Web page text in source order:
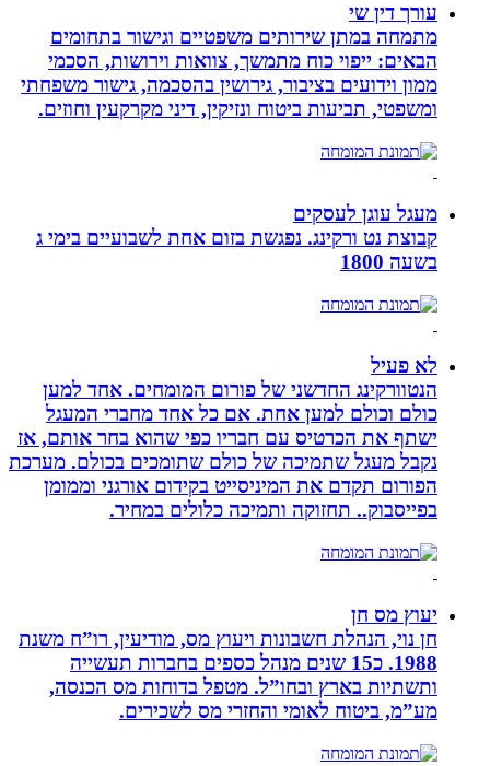
עורך דין שי
מתמחה במתן שירותים משפטיים וגישור בתחומים
הבאים: ייפוי כוח מתמשך, צוואות וירושות, הסכמי
ממון וידועים בציבור, גירושין בהסכמה, גישור משפחתי
ומשפטי, תביעות ביטוח ונזיקין, דיני מקרקעין וחוזים.
מעגל עוגן לעסקים
קבוצת נט ורקינג. נפגשת בזום אחת לשבועיים בימי ג
בשעה 1800
לא פעיל
הנטוורקינג החדשני של פורום המומחים. אחד למען
כולם וכולם למען אחת. אם כל אחד מחברי המעגל
ישתף את הכרטיס עם חבריו כפי שהוא בחר אותם, אז
נקבל מעגל שתמיכה של כולם שתומכים בכולם. מערכת
הפורום תקדם את המיניסייט בקידום אורגני וממומן
בפייסבוק.. תחזוקה ותמיכה כלולים במחיר.
יעוץ מס חן
חן נוי, הנהלת חשבונות ויעוץ מס, מודיעין, רו”ח משנת
1988. כ15 שנים מנהל כספים בחברות תעשייה
ותשתיות בארץ ובחו”ל. מטפל בדוחות מס הכנסה,
מע”מ, ביטוח לאומי והחזרי מס לשכירים.